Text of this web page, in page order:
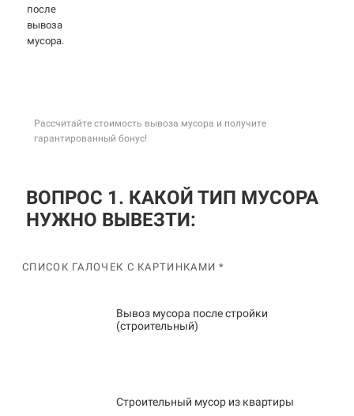
после
вывоза
мусора.
Рассчитайте стоимость вывоза мусора и получите
гарантированный бонус!
ВОПРОС 1. КАКОЙ ТИП МУСОРА
НУЖНО ВЫВЕЗТИ:
СПИСОК ГАЛОЧЕК С КАРТИНКАМИ *
Вывоз мусора после стройки
(строительный)
Строительный мусор из квартиры